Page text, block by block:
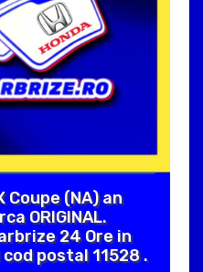
Coupe (NA) an
ORIGINAL.
24 Ore in
cod postal 11528 .